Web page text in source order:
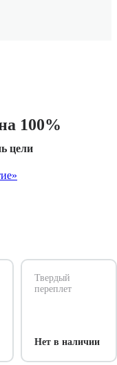
100%
цели
Твердый
переплет
Нет в наличии